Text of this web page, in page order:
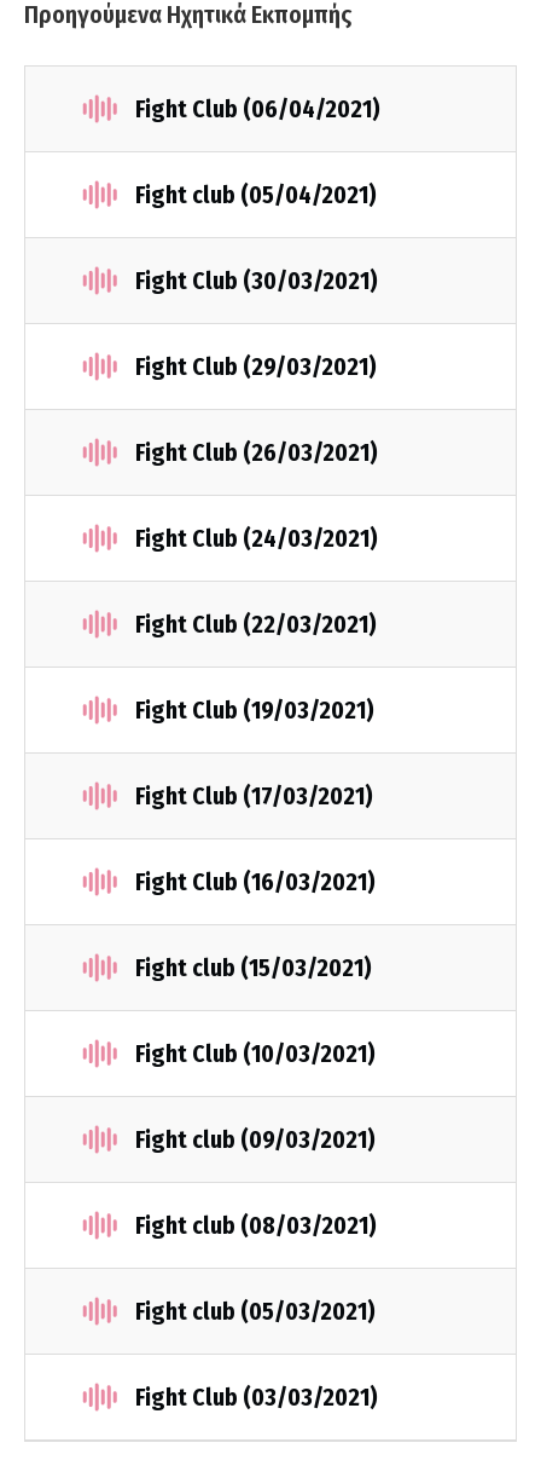
Προηγούμενα Ηχητικά Εκπομπής
Fight Club (06/04/2021)
Fight club (05/04/2021)
Fight Club (30/03/2021)
Fight Club (29/03/2021)
Fight Club (26/03/2021)
Fight Club (24/03/2021)
Fight Club (22/03/2021)
Fight Club (19/03/2021)
Fight Club (17/03/2021)
Fight Club (16/03/2021)
Fight club (15/03/2021)
Fight Club (10/03/2021)
Fight club (09/03/2021)
Fight club (08/03/2021)
Fight club (05/03/2021)
Fight Club (03/03/2021)